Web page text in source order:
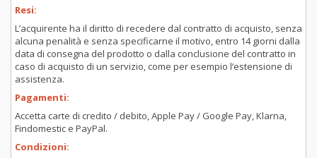
Resi:
L’acquirente ha il diritto di recedere dal contratto di acquisto, senza
alcuna penalità e senza specificarne il motivo, entro 14 giorni dalla
data di consegna del prodotto o dalla conclusione del contratto in
caso di acquisto di un servizio, come per esempio l’estensione di
assistenza.
Pagamenti:
Accetta carte di credito / debito, Apple Pay / Google Pay, Klarna,
Findomestic e PayPal.
Condizioni: